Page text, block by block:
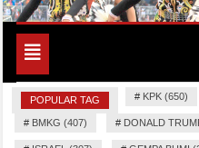
Mengeksekusi Berita
Toggle
navigation
POPULAR TAG # KPK (650)
# BMKG (407) # DONALD